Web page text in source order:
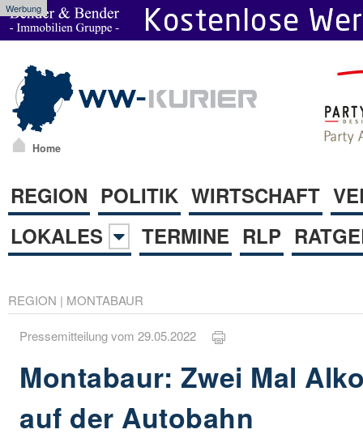
Werbung
Home
REGION POLITIK WIRTSCHAFT
LOKALES
TERMINE RLP
REGION | MONTABAUR
Pressemitteilung vom 29.05.2022
Montabaur: Zwei Mal
auf der Autobahn